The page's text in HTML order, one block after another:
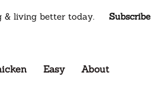
& living better today. Subscribe
Easy About